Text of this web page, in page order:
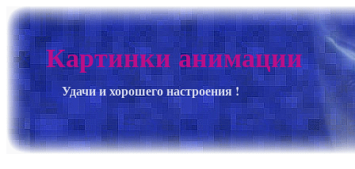
Картинки анимации
Удачи и хорошего настроения !